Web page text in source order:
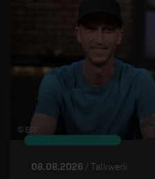
© ERF
08.08.2026 / Talkwerk